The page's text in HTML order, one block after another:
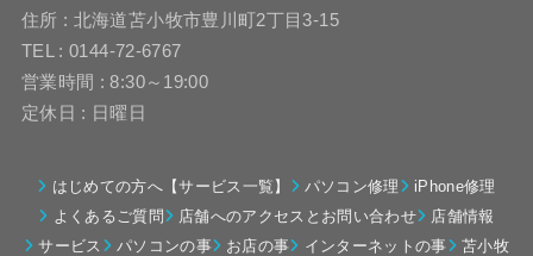
住所 : 北海道苫小牧市豊川町2丁目3-15
TEL : 0144-72-6767
営業時間 : 8:30～19:00
定休日 : 日曜日
はじめての方へ【サービス一覧】 パソコン修理
iPhone修理
よくあるご質問
店舗へのアクセスとお問い合わせ
店舗情報
サービス
パソコンの事 お店の事 インターネットの事 苫小牧